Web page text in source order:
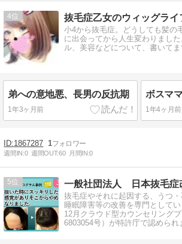
4 抜毛症乙女のウィッグライ
小4から抜毛症。どうしても髪の
に出会ってから人生変わりまし
ル、美容などについて、書いてま
弟への意地悪、長男の反抗期
1年3ヶ月前
ボスマ
1年4ヶ月前
1867287 1
週間IN:0 週間OUT:60 月間IN:0
5
抜毛症やそれに起因する、うつ
睡眠障害等の改善を専門として
12月クラウド型カウンセリング
6803054号）が特許庁で認められ